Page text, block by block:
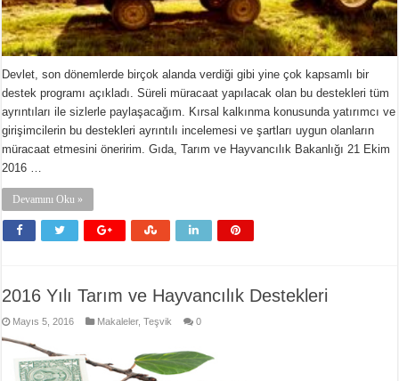
Devlet, son dönemlerde birçok alanda verdiği gibi yine çok kapsamlı bir
destek programı açıkladı. Süreli müracaat yapılacak olan bu destekleri tüm
ayrıntıları ile sizlerle paylaşacağım. Kırsal kalkınma konusunda yatırımcı ve
girişimcilerin bu destekleri ayrıntılı incelemesi ve şartları uygun olanların
müracaat etmesini öneririm. Gıda, Tarım ve Hayvancılık Bakanlığı 21 Ekim
2016 …
Devamını Oku »
2016 Yılı Tarım ve Hayvancılık Destekleri
Mayıs 5, 2016 Makaleler,Teşvik 0